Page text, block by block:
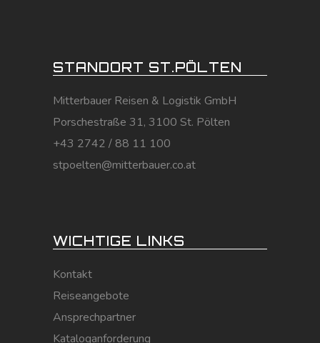
STANDORT ST.PÖLTEN
Mitterbauer Reisen & Logistik GmbH
Porschestraße 31, 3100 St. Pölten
+43 2742 / 88 11 100
stpoelten@mitterbauer.co.at
WICHTIGE LINKS
Kontakt
Reiseangebote
Ansprechpartner
Kataloganforderung